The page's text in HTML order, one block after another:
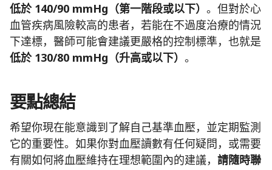
低於 140/90 mmHg（第一階段或以下） 。但對於心
血管疾病風險較高的患者，若能在不過度治療的情況
下達標，醫師可能會建議更嚴格的控制標準，也就是
低於 130/80 mmHg（升高或以下） 。
要點總結
希望你現在能意識到了解自己基準血壓，並定期監測
它的重要性。如果你對血壓讀數有任何疑問，或需要
有關如何將血壓維持在理想範圍內的建議， 請隨時聯